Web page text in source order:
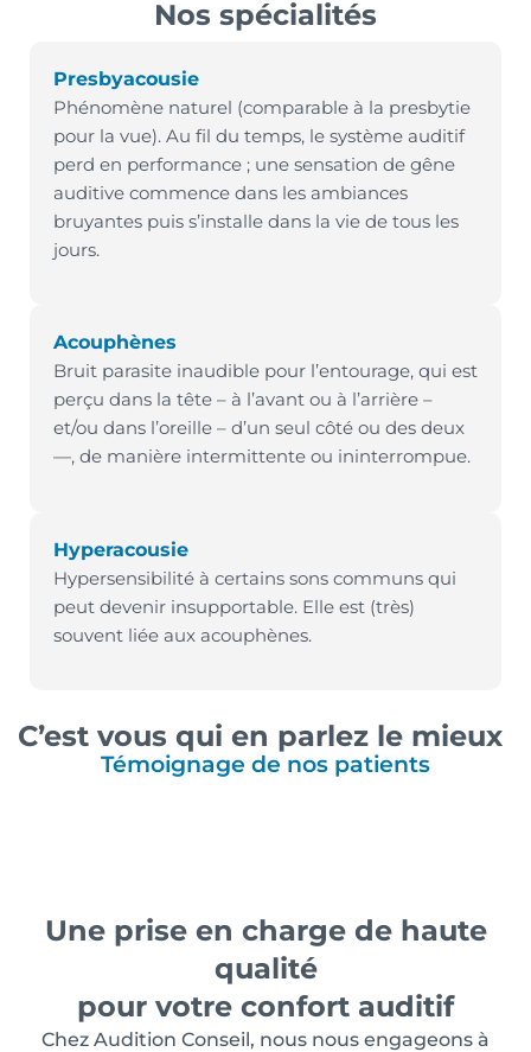
Nos spécialités
Presbyacousie
Phénomène naturel (comparable à la presbytie
pour la vue). Au fil du temps, le système auditif
perd en performance ; une sensation de gêne
auditive commence dans les ambiances
bruyantes puis s’installe dans la vie de tous les
jours.
Acouphènes
Bruit parasite inaudible pour l’entourage, qui est
perçu dans la tête – à l’avant ou à l’arrière –
et/ou dans l’oreille – d’un seul côté ou des deux
—, de manière intermittente ou ininterrompue.
Hyperacousie
Hypersensibilité à certains sons communs qui
peut devenir insupportable. Elle est (très)
souvent liée aux acouphènes.
C’est vous qui en parlez le mieux
Témoignage de nos patients
Une prise en charge de haute
qualité
pour votre confort auditif
Chez Audition Conseil, nous nous engageons à